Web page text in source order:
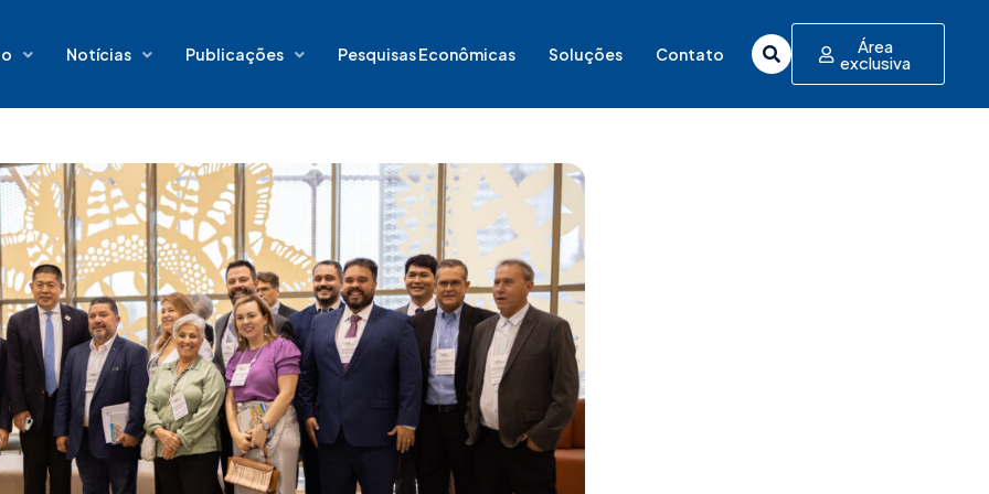
Notícias Publicações Pesquisas Econômicas Soluções Contato Área
exclusiva